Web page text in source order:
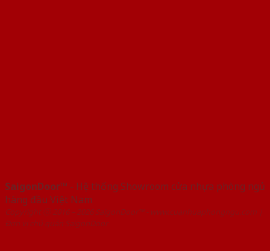
SaigonDoor™ - Hệ thống Showroom cửa nhựa phòng ngủ
hàng đầu Việt Nam
Copyright ⓒ 2016 – 2026 SaigonDoor™ - www.cuanhuaphongngu.com |
Đơn vị chủ quản SaigonDoor